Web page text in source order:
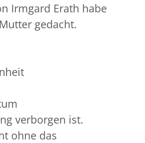
Irmgard Erath habe
gedacht.
verborgen ist.
ohne das